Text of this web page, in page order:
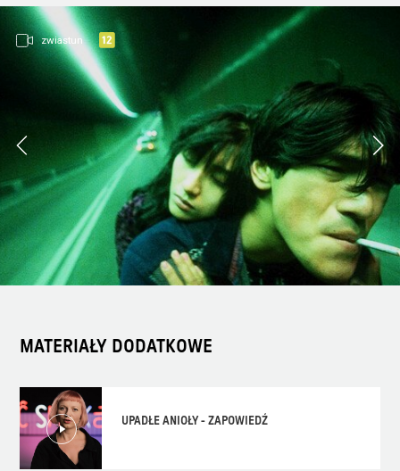
zwiastun
MATERIAŁY DODATKOWE
UPADŁE ANIOŁY - ZAPOWIEDŹ